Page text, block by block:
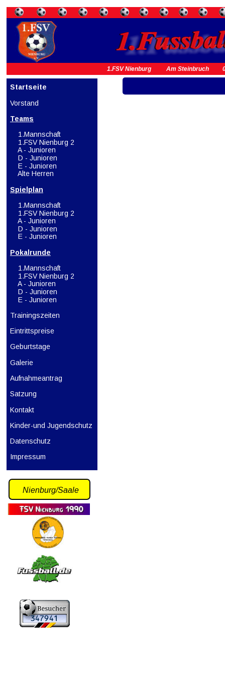
Startseite
Vorstand
Teams
1.Mannschaft
1.FSV Nienburg 2
A - Junioren
    D - Junioren
E - Junioren
Alte Herren
Spielplan
1.Mannschaft
1.FSV Nienburg 2
A - Junioren
D - Junioren
E - Junioren
Pokalrunde
    1.Mannschaft
1.FSV Nienburg 2
A - Junioren
D - Junioren
E - Junioren
Trainingszeiten
Eintrittspreise
Geburtstage
Galerie
Aufnahmeantrag
Satzung
Kontakt
Kinder-und Jugendschutz
Datenschutz
Impressum
Nienburg/Saale
1.FSV Nienburg          Am Steinbruch